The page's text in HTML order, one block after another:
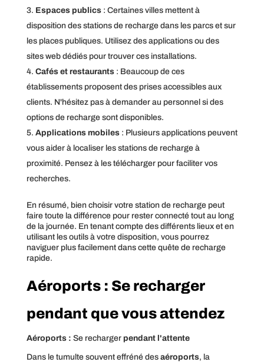
Espaces publics : Certaines villes mettent à
disposition des stations de recharge dans les parcs et sur
les places publiques. Utilisez des applications ou des
sites web dédiés pour trouver ces installations.
Cafés et restaurants : Beaucoup de ces
établissements proposent des prises accessibles aux
clients. N'hésitez pas à demander au personnel si des
options de recharge sont disponibles.
Applications mobiles : Plusieurs applications peuvent
vous aider à localiser les stations de recharge à
proximité. Pensez à les télécharger pour faciliter vos
recherches.
En résumé, bien choisir votre station de recharge peut
faire toute la différence pour rester connecté tout au long
de la journée. En tenant compte des différents lieux et en
utilisant les outils à votre disposition, vous pourrez
naviguer plus facilement dans cette quête de recharge
rapide.
Aéroports : Se recharger
pendant que vous attendez
Aéroports : Se rechargerpendant l'attente
Dans le tumulte souvent effréné des aéroports, la